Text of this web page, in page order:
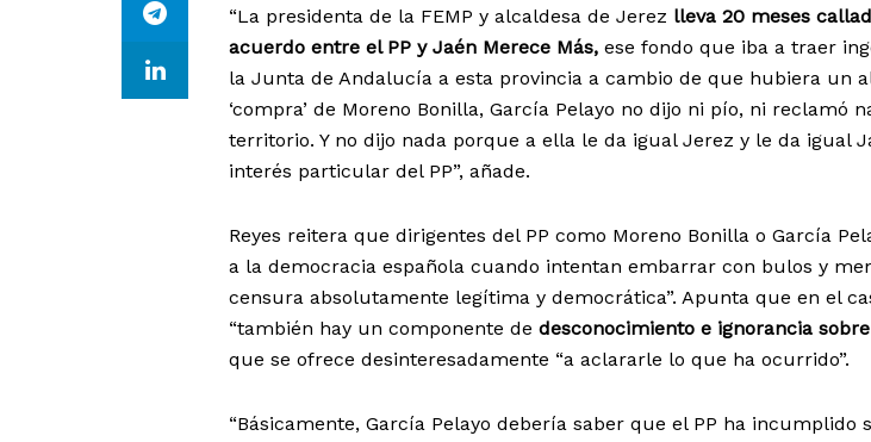
“La presidenta de la FEMP y alcaldesa de Jerez lleva 20 meses
acuerdo entre el PP y Jaén Merece Más, ese fondo que iba a traer
la Junta de Andalucía a esta provincia a cambio de que hubiera un
‘compra’ de Moreno Bonilla, García Pelayo no dijo ni pío, ni reclamó
territorio. Y no dijo nada porque a ella le da igual Jerez y le da igual
interés particular del PP”, añade.
Reyes reitera que dirigentes del PP como Moreno Bonilla o García
a la democracia española cuando intentan embarrar con bulos y
censura absolutamente legítima y democrática”. Apunta que en el
“también hay un componente de desconocimiento e ignorancia
que se ofrece desinteresadamente “a aclararle lo que ha ocurrido”.
“Básicamente, García Pelayo debería saber que el PP ha incumplido